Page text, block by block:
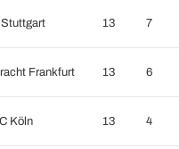
13 7
Frankfurt 13 6
Köln 13 4